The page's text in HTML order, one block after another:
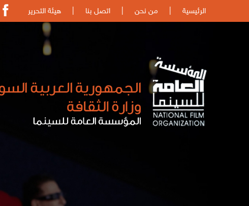
الرئيسية من نحن اتصل بنا هيئة التحرير